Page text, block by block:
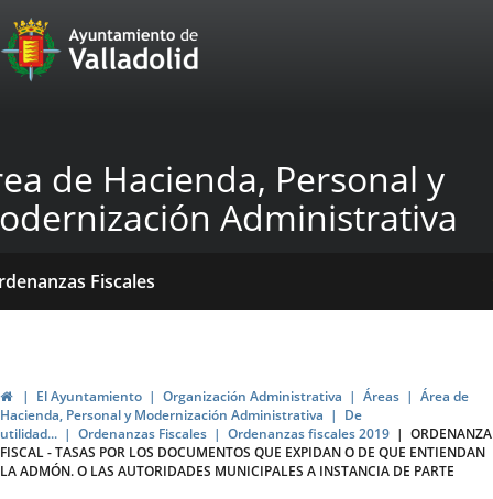
Portal
Web
Ayuntamiento
de
Valladolid
de Hacienda, Personal y
Administrativa
Fiscales
HomeEl Ayuntamiento Organización Administrativa Áreas
Área de
Hacienda, Personal y Modernización Administrativa
De
utilidad...
Ordenanzas Fiscales Ordenanzas fiscales 2019
ORDENANZA
FISCAL - TASAS POR LOS DOCUMENTOS QUE EXPIDAN O DE QUE ENTIENDAN
LA ADMÓN. O LAS AUTORIDADES MUNICIPALES A INSTANCIA DE PARTE